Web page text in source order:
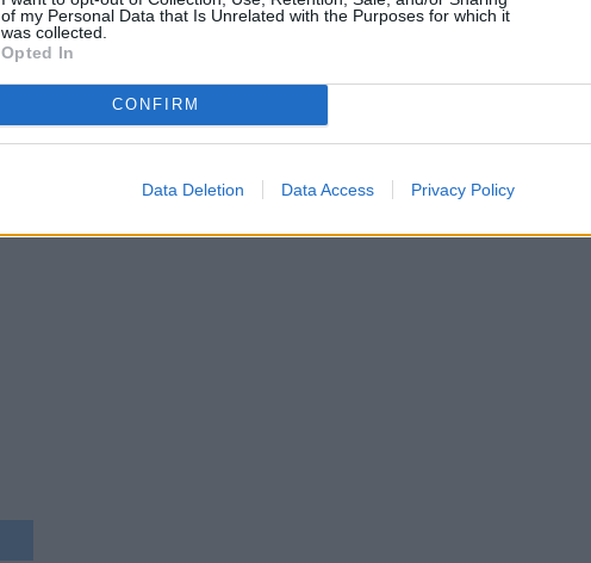
of my Personal Data that Is Unrelated with the Purposes for which it
was collected.
Opted In
CONFIRM
Data Deletion Data Access Privacy Policy